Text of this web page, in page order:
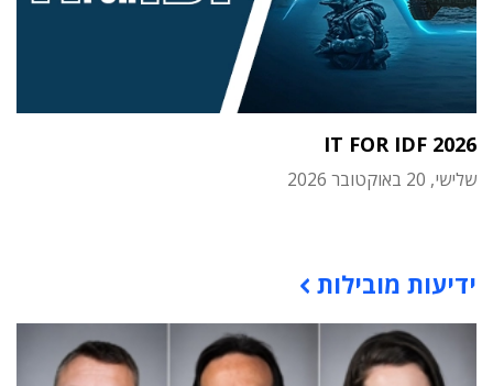
IT FOR IDF 2026
שלישי, 20 באוקטובר 2026
ידיעות מובילות